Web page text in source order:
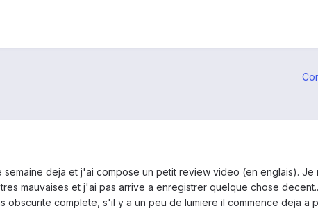
semaine deja et j'ai compose un petit review video (en englais).
mauvaises et j'ai pas arrive a enregistrer quelque chose
obscurite complete, s'il y a un peu de lumiere il commence deja